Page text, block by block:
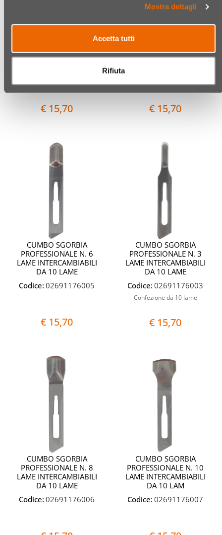
Mostra dettagli
Accetta tutti
Rifiuta
PROFESSIONALE N. 2
LAME INTERCAMBIABILI
DA 10 LAME
€ 15,70
PROFESSIONALE N. 4
LAME INTERCAMBIABILI
DA 10 LAME
€ 15,70
CUMBO SGORBIA
PROFESSIONALE N. 6
LAME INTERCAMBIABILI
DA 10 LAME
Codice: 02691176005
€ 15,70
CUMBO SGORBIA
PROFESSIONALE N. 3
LAME INTERCAMBIABILI
DA 10 LAME
Codice: 02691176003
Confezione da 10 lame
€ 15,70
CUMBO SGORBIA
PROFESSIONALE N. 8
LAME INTERCAMBIABILI
DA 10 LAME
Codice: 02691176006
CUMBO SGORBIA
PROFESSIONALE N. 10
LAME INTERCAMBIABILI
DA 10 LAM
Codice: 02691176007